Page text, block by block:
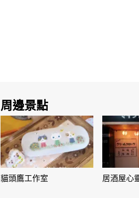
周邊景點
貓頭鷹工作室 居酒屋心